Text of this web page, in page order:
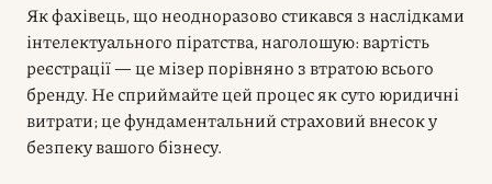
Як фахівець, що неодноразово стикався з наслідками
інтелектуального піратства, наголошую: вартість
реєстрації — це мізер порівняно з втратою всього
бренду. Не сприймайте цей процес як суто юридичні
витрати; це фундаментальний страховий внесок у
безпеку вашого бізнесу.